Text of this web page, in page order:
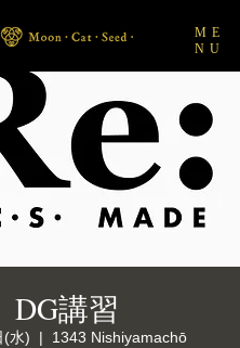
ME
NU
DG講習
(水)
  |
1343 Nishiyamachō